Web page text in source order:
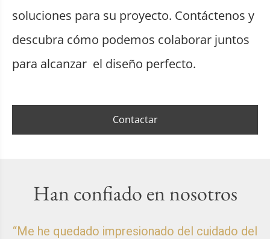
soluciones para su proyecto. Contáctenos y
descubra cómo podemos colaborar juntos
para alcanzar el diseño perfecto.
Contactar
Han confiado en nosotros
“Me he quedado impresionado del cuidado del